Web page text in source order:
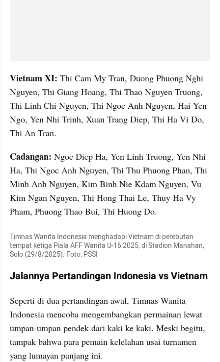
Vietnam XI: Thi Cam My Tran, Duong Phuong Nghi
Nguyen, Thi Giang Hoang, Thi Thao Nguyen Truong,
Thi Linh Chi Nguyen, Thi Ngoc Anh Nguyen, Hai Yen
Ngo, Yen Nhi Trinh, Xuan Trang Diep, Thi Ha Vi Do,
Thi An Tran.
Cadangan: Ngoc Diep Ha, Yen Linh Truong, Yen Nhi
Ha, Thi Ngoc Anh Nguyen, Thi Thu Phuong Phan, Thi
Minh Anh Nguyen, Kim Binh Nie Kdam Nguyen, Vu
Kim Ngan Nguyen, Thi Hong Thai Le, Thuy Ha Vy
Pham, Phuong Thao Bui, Thi Huong Do.
Timnas Wanita Indonesia menghadapi Vietnam di perebutan
tempat ketiga Piala AFF Wanita U-16 2025, di Stadion Manahan,
Solo (29/8/2025). Foto: PSSI
Jalannya Pertandingan Indonesia vs Vietnam
Seperti di dua pertandingan awal, Timnas Wanita
Indonesia mencoba mengembangkan permainan lewat
umpan-umpan pendek dari kaki ke kaki. Meski begitu,
tampak bahwa para pemain kelelahan usai turnamen
yang lumayan panjang ini.